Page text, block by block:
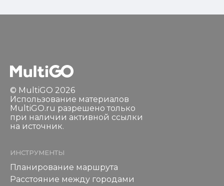
© MultiGO 2026
Использование материалов
MultiGO.ru разрешено только
при наличии активной ссылки
на источник.
ИНСТРУМЕНТЫ
Планирование маршрута
Расстояние между городами